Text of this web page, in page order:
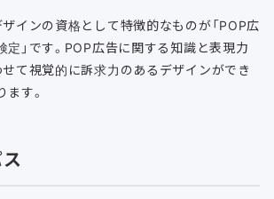
インの資格として特徴的なものが「POP広
定」です。POP広告に関する知識と表現力
せて視覚的に訴求力のあるデザインができ
す。